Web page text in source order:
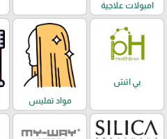
امبولات علاجية
بي اتش
مواد تمليس